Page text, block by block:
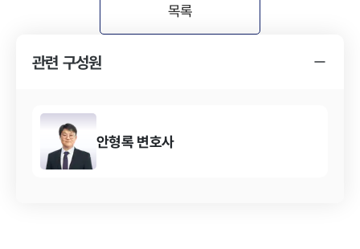
목록
관련 구성원
안형록 변호사